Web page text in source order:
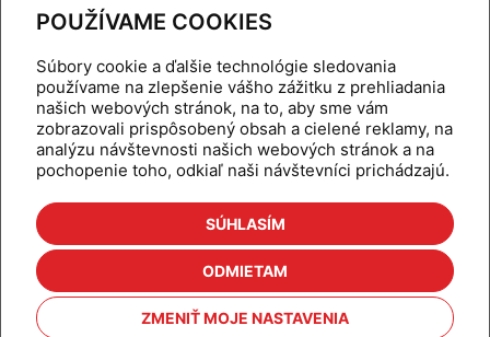
POUŽÍVAME COOKIES
Súbory cookie a ďalšie technológie sledovania
používame na zlepšenie vášho zážitku z prehliadania
našich webových stránok, na to, aby sme vám
zobrazovali prispôsobený obsah a cielené reklamy, na
analýzu návštevnosti našich webových stránok a na
pochopenie toho, odkiaľ naši návštevníci prichádzajú.
SÚHLASÍM
ODMIETAM
ZMENIŤ MOJE NASTAVENIA
Dynamické termostatické ventily
Domov
Produkty
Aktuality
Odber šikovné tipy
Kalkulačky
Cenníky
Na stiahnutie
Referencie
Kontakt